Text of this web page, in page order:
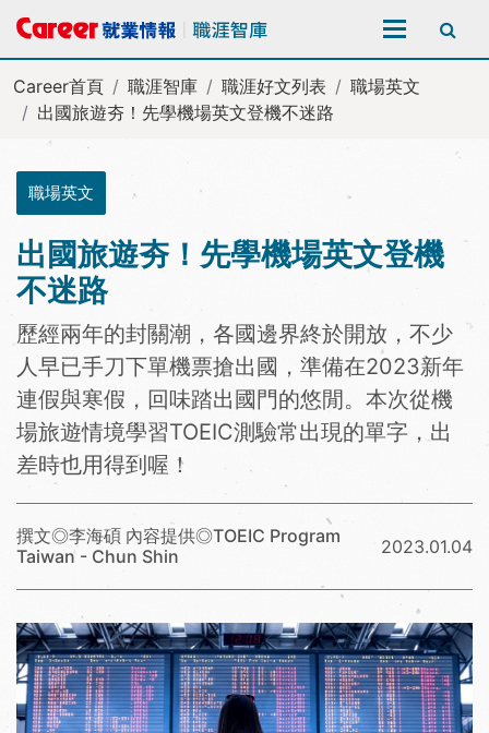
全站搜尋
Career首頁 職涯智庫 職涯好文列表
職場英文
出國旅遊夯！先學機場英文登機不迷路
職場英文
出國旅遊夯！先學機場英文登機
不迷路
歷經兩年的封關潮，各國邊界終於開放，不少
人早已手刀下單機票搶出國，準備在2023新年
連假與寒假，回味踏出國門的悠閒。本次從機
場旅遊情境學習TOEIC測驗常出現的單字，出
差時也用得到喔！
撰文◎李海碩 內容提供◎TOEIC Program
Taiwan - Chun Shin
2023.01.04